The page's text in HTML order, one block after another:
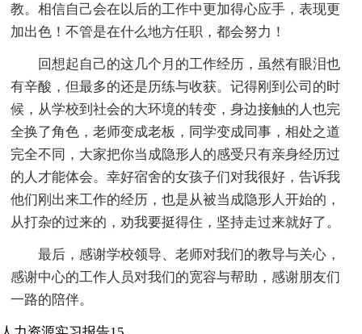
教。相信自己会在以后的工作中更加得心应手，表现更
加出色！不管是在什么地方任职，都会努力！
回想起自己的这几个月的工作经历，虽然有眼泪也
有辛酸，但最多的还是历练与收获。记得刚到公司的时
候，从学校到社会的大环境的转变，身边接触的人也完
全换了角色，老师变成老板，同学变成同事，相处之道
完全不同，大家把你当成隐形人的感受只有亲身经历过
的人才能体会。幸好宿舍的女孩子们对我很好，告诉我
他们刚出来工作的经历，也是从被当成隐形人开始的，
从打杂的过来的，劝我要挺得住，坚持走过来就好了。
最后，感谢学校领导、老师对我们的教导与关心，
感谢中心的工作人员对我们的宽容与帮助，感谢朋友们
一路的陪伴。